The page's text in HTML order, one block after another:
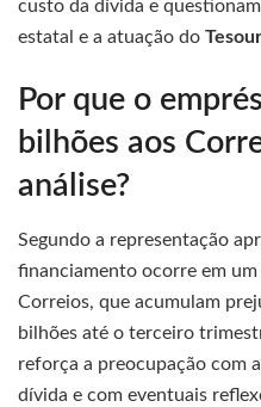
custo da dívida e
estatal e a atuação do
Por que o
bilhões aos
análise?
Segundo a representação
financiamento ocorre em
Correios, que acumulam
bilhões até o terceiro
reforça a preocupação com
dívida e com eventuais